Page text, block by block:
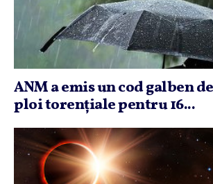
ANM a emis un cod galben
ploi torenţiale pentru 16...